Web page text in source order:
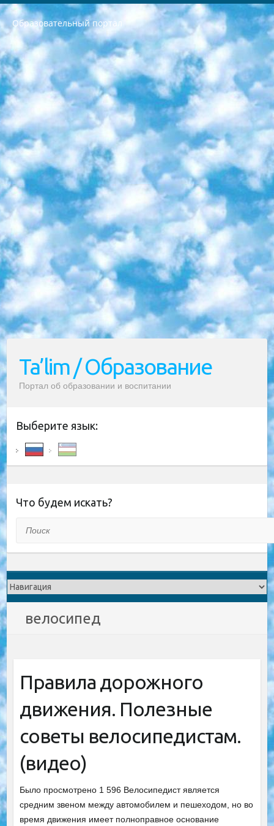
Образовательный портал
РЕСПУБЛИКА УЗБЕКИСТАН МИНИСТРЕРСТВО ДОШКОЛЬНОГО И ШКОЛЬНОГО ОБРАЗОВАНИЯ КОМАНДА в общеобразовательных учреждениях в 2023-2024 учебном году организация и проведение итоговой государственной аттестации обучающихся о Министра дошкольного и школьного образования Республики Узбекистан от 4 марта 2008 года (постановлением Минюста от 20 марта 2008 года № 1778 государственной регистрации) «Итоговое состояние учащихся общего среднего образования на основании положения об утверждении положения об аттестации общего среднего образования выпускной экзамен студентов в образовательных учреждениях в 2023-2024 учебном году В целях организации и прохождения аттестации приказываю: 1. Следующее: перечень предметов, по которым будет проводиться итоговая государственная аттестация и экзамен формы перевода согласно приложению 1; сертификаты международного образца, оценивающие уровень владения иностранными языками перечень согласно приложению 2; 2. Педагогический при специализированных образовательных учреждениях. научно-практический центр квалификации и международной оценки (Д.Давидова) 2024 г. До 25 марта: задания по предметам, по которым будет проводиться итоговая аттестация разработка и утверждение технических условий; итоговая аттестация на основании разработанного предметного задания разработка вопросов по предметам (устно и письменно), экзамен передача; общеобразовательные средние школы и специальные учебные заведения учащиеся выпускных классов школ и интернатов в агентской системе подготовка базы данных экзаменационных материалов и критериев оценки; перевод базы экзаменационных материалов на все языки обучения подать в Республиканский образовательный центр для изготовления; варианты экзаменов на основе разработанных контрольных материалов пусть будут поставлены задачи формирования. 3. Республиканский образовательный центр (Ш.Худайкулов) до 5 апреля 2024 года. до: база данных предоставленных экзаменационных материалов на все языки обучения перевод и экспертиза; для слепых, слабовидящих, глухих, слабослышащих и умственно отсталых детей учащиеся выпускных классов специализированных школ и школ-интернатов база данных экзаменационных материалов на всех преподаваемых языках подготовка критериев оценки; специализированные школы для умственно отсталых детей и технологии для учащихся выпускных классов школ-интернатов разработка соответствующих рекомендаций и критериев проведения ЕГЭ по естествознанию давать задания. 4. Педагогический при специализированных образовательных учреждениях. Научно-практический центр навыков и международной оценки (Д.Давидова), Республика образовательный центр (Худайкулов Ш.) итоговый государственный аттестационный экзамен ориентирован на творческое и логическое мышление при подготовке базы материалов учитывать введение заданий. 5. Следует отметить, что: сертификат государственного образца о знании общеобразовательного предмета и как минимум национальный уровень B1 по предметам на иностранных языках, указанным в Приложении 2. или международно признанный сертификат эквивалентного уровня студенты, изучающие определенный предмет, освобождаются от экзамена; по соответствующим предметам запланирована итоговая государственная аттестация за день до дня, путем жеребьевки Рабочей группой (в письменной форме по предметам, проводимым в форме) из числа сформированных вариантов выбрано 2 варианта; 2 выбранных варианта экзамена анонсированы на официальном сайте министерства и все выпускники по всей стране на основе этих вариантов проводит итоговую государственную аттестацию. 6. Государственное образование учащихся средних общеобразовательных учреждений. знания в соответствии с квалификационными требованиями, которые необходимо приобрести на основании стандартов итоговый (выпускной) контроль для 9 и 11 классов в целях тестирования Экзамены (далее – экзамены) состоят из предметов, перечисленных в приложении 1. будет сделано. 7. Экзамены пройдут с 26 мая по 15 июня 2024 г. (кроме науки физического воспитания). 8. Физическая для учащихся 9 классов общесредних образовательных учреждений. Экзамены по предмету «Образование, квалификация медицина» 1-6 мая 2024 года. сотрудники перевести под присмотр (с отклонениями в физическом или умственном развитии) специализированная школа для детей, школы-интернаты и со сколиозом школы-интернаты санаторного типа для больных детей исключены). 9. Он был слепым, слабовидящим и имел нарушения опорно-двигательного аппарата. экзамены в специализированных школах и интернатах для детей должны проводиться исходя из требований, предъявляемых к общеобразовательным учреждениям (физкультура кроме науки). 10. Специализированная школа для глухих и слабослышащих детей. и экзамены в интернатах и быть реализован в виде письменного теста по математике. 11. Специальность для умственно отсталых детей. Для 9 класса Родной язык и литературное письмо Государственный язык (язык обучения – узбекский). для неклассов) написано Математическое письмо Письменная/устная история Узбекистана Физическое воспитание практично Итоговый контроль Для 11 класса Написание родного языка и литературы (эссе) Математическое письмо Узбекский язык (обучение на узбекском языке) не посещающее общее среднее образование для учреждений)/Образовательное учреждение выбор письменный и устный Иностранный язык письменный/устный Письменная/устная история Узбекистана *По выбору студента:  Химия  Физика  Основы государственного права  География 10 бесплатных образовательных ресурсов - Мы составили подборку онлайн-проектов с интерактивными упражнениями, видеолекциями и статьями. Они помогут вам обрести новые и освежить старые знания бесплатно. 1. «ИНТУИТ» Старейшая образовательная площадка Рунета. Здесь вы найдёте сотни текстовых и видеокурсов на десятки различных тем — от программирования до психологии. Многие курсы подготовлены российскими университетами и крупными международными компаниями вроде Intel и Microsoft. Самостоятельное обучение бесплатное, но желающие могут оплатить услуги персональных наставников. 2. «Смартия» знакомит с актуальными профессиями и подсказывает, как им обучаться. Выбрав заинтересовавшую вас специальность — SMM-специалист, фотограф, веб-дизайнер или другую, — увидите список необходимых для неё умений. Чтобы вы могли освоить их самостоятельно, для каждого умения площадка отображает подборку ссылок на учебные материалы. Хотя «Смартия» ориентируется на русскоязычную аудиторию, часть контента всё же доступна только на английском. 3. «Лекторий Физтеха» Проект Московского физико-технического института (Физтеха). С его помощью вы можете смотреть онлайн серии лекций, записанные на видео в этом вузе. В числе доступных предметов — физика, биология, химия, информационные технологии и другие. К некоторым лекциям администрация ресурса прилагает готовые конспекты, которые можно скачивать в PDF-формате. 4. ITMOcourses Онлайн-площадка Санкт-Петербургского национального исследовательского университета информационных технологий, механики и оптики (ИТМО). Ресурс предоставляет свободный доступ к курсам, разработанным в этом вузе. Каталог материалов разбит на четыре категории: «Оптические системы и технологии», «Приборостроение и робототехника», «Информационные технологии» и «Биотехнологии». Курсы состоят из видеолекций, интерактивных демонстраций и заданий. 5. «КиберЛенинка» Электронная научная библиотека открытого доступа. Каталог площадки регулярно обрастает текстами статей из различных научных изданий. Сгруппированные по журналам и рубрикам публикации можно читать онлайн или скачивать целиком в PDF-формате. Проект нацелен на популяризацию науки за счёт открытого доступа к качественной информации. 6. «ПостНаука» На этом ресурсе публикуют подборки видеолекций, составленные экспертами из разных отраслей и объединённые общими темами. Среди них, к примеру, есть серии «Биоинформатика и геномика», «Культура средневековой Скандинавии» и Cinema Studies о теории кино. Каждая подборка лекций — логически связанная история, рассказанная экспертом от первого лица. Кроме того, на сайте появляются научно-образовательные статьи и тесты на разные темы. 7. «Newочём» Команда проекта «Newочём» отбирает самые интересные тексты из англоязычных СМИ и переводит те из них, за которые голосуют участники сообщества «ВКонтакте». По большей части это научно-популярные статьи. Редакторы придумывают лишь заголовки, в остальном содержание переводов соответствует оригиналам. Полные тексты можно читать прямо в социальной сети. 8. InternetUrok Онлайн-база материалов по основным дисциплинам школьной программы. Информация на сайте структурирована по классам, предметам и темам (урокам). Каждый урок состоит из видеолекций и конспектов. Есть также интерактивные тренажёры и тесты для закрепления пройденного материала. Даже если вы давно окончили школу, возможность повторить программу старших классов всегда может пригодиться. 9. Edutainme Ещё один ресурс об образовании. В отличие от Newtonew, как мне кажется, Edutainme больше ориентируется на представителей индустрии: педагогов, предпринимателей, разработчиков образовательных проектов. Но и любой, кто просто стремится к саморазвитию, найдёт на сайте много полезного и интересного для себя. Например, информацию о новых курсах и образовательных сервисах. 10. Newtonew Онлайн-медиа об образовании и обучении в широком смысле. Авторы Newtonew пишут об инструментах, заведениях, тактиках и стратегиях, которые помогают учить других и получать новые знания самостоятельно. На этой площадке вы найдёте новости, обзоры, аналитические мат
Ta’lim / Образование
Портал об образовании и воспитании
Выберите язык:
Что будем искать?
велосипед
Правила дорожного
движения. Полезные
советы велосипедистам.
(видео)
Было просмотрено 1 596 Велосипедист является
средним звеном между автомобилем и пешеходом, но во
время движения имеет полноправное основание